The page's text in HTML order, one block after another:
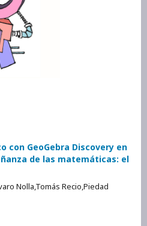
con GeoGebra Discovery en
de las matemáticas: el
Nolla,Tomás Recio,Piedad